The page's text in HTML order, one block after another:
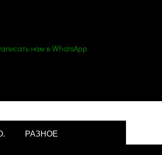
нам в WhatsApp
РАЗНОЕ